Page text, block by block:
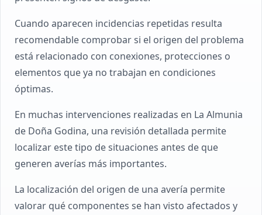
Cuando aparecen incidencias repetidas resulta
recomendable comprobar si el origen del problema
está relacionado con conexiones, protecciones o
elementos que ya no trabajan en condiciones
óptimas.
En muchas intervenciones realizadas en La Almunia
de Doña Godina, una revisión detallada permite
localizar este tipo de situaciones antes de que
generen averías más importantes.
La localización del origen de una avería permite
valorar qué componentes se han visto afectados y